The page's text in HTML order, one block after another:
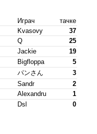
Играч
тачке
Kvasovy
37
Q
25
Jackie
19
Bigfloppa
5
パンさん
3
Sandr
2
Alexandru
1
Dsl 0